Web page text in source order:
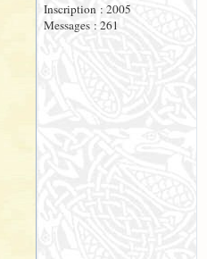
Inscription : 2005
Messages : 261